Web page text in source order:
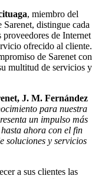
, miembro del
distingue cada
de Internet
ofrecido al cliente.
de Sarenet con
multitud de servicios y
J. M. Fernández
para nuestra
un impulso más
ahora con el fin
soluciones y servicios
a sus clientes las